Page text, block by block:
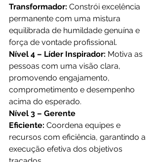
Transformador: Constrói excelência
permanente com uma mistura
equilibrada de humildade genuína e
força de vontade profissional.
Nível 4 – Líder Inspirador: Motiva as
pessoas com uma visão clara,
promovendo engajamento,
comprometimento e desempenho
acima do esperado.
Nível 3 – Gerente
Eficiente: Coordena equipes e
recursos com eficiência, garantindo a
execução efetiva dos objetivos